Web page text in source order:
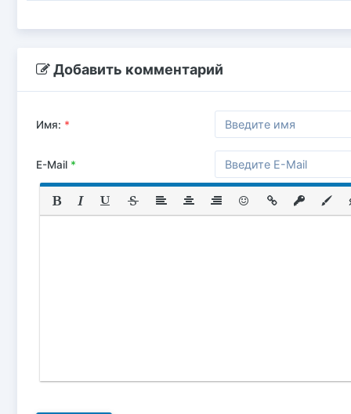
Добавить комментарий
Имя: *
E-Mail *